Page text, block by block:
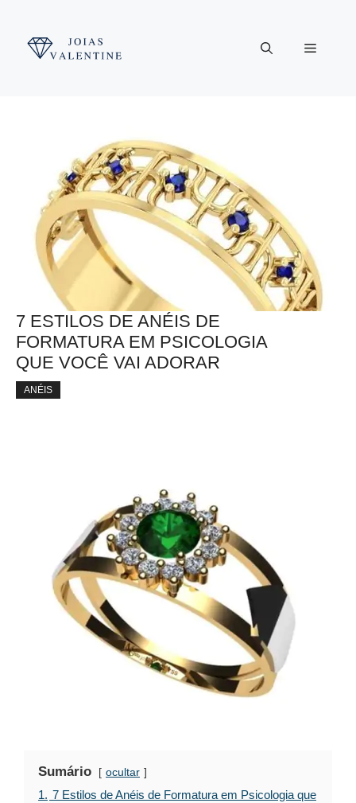
Menu
7 ESTILOS DE ANÉIS DE
FORMATURA EM PSICOLOGIA
QUE VOCÊ VAI ADORAR
ANÉIS
Sumário ocultar
1. 7 Estilos de Anéis de Formatura em Psicologia que